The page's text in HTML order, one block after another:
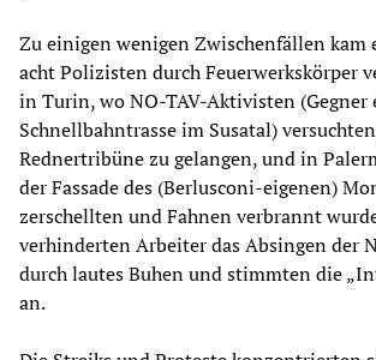
Zu einigen wenigen Zwischenfällen kam
acht Polizisten durch Feuerwerkskörper
in Turin, wo NO-TAV-Aktivisten (Gegner
Schnellbahntrasse im Susatal)
Rednertribüne zu gelangen, und in
der Fassade des (Berlusconi-eigenen)
zerschellten und Fahnen verbrannt
verhinderten Arbeiter das Absingen der
durch lautes Buhen und stimmten die
an.